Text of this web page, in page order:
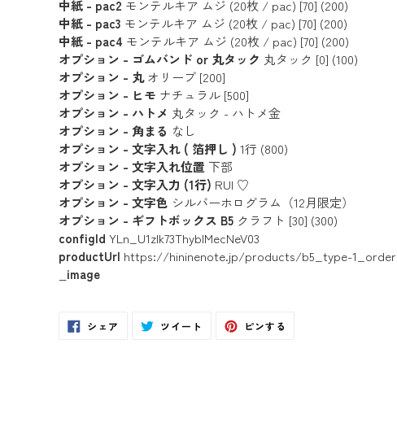
す
る
中紙 - pac2 モンテルキア ムジ (20枚 / pac) [70] (200)
中紙 - pac3 モンテルキア ムジ (20枚 / pac) [70] (200)
中紙 - pac4 モンテルキア ムジ (20枚 / pac) [70] (200)
オプション - ゴムバンド or 丸タック 丸タック [0] (100)
オプション - 丸オリーブ [200]
オプション - ヒモ ナチュラル [500]
オプション - ハトメ 丸タック - ハトメ金
オプション - 角まる なし
オプション - 文字入れ ( 箔押し ) 1行 (800)
オプション - 文字入れ位置 下部
オプション - 文字入力 (1行) RUI ♡
オプション - 文字色 シルバーホログラム（12月限定）
オプション - ギフトボックス B5 クラフト [30] (300)
configId YLn_U1zIk73ThybIMecNeV03
productUrl https://hininenote.jp/products/b5_type-1_order
_image
シェア Facebookツイート Twitter ピンする